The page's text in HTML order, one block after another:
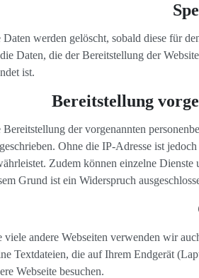
Daten werden gelöscht, sobald diese für
Daten, die der Bereitstellung der
ist.
Bereitstellung
Bereitstellung der vorgenannten
Ohne die IP-Adresse ist
Zudem können einzelne
Grund ist ein Widerspruch
viele andere Webseiten verwenden wir
Textdateien, die auf Ihrem Endgerät
Webseite besuchen.